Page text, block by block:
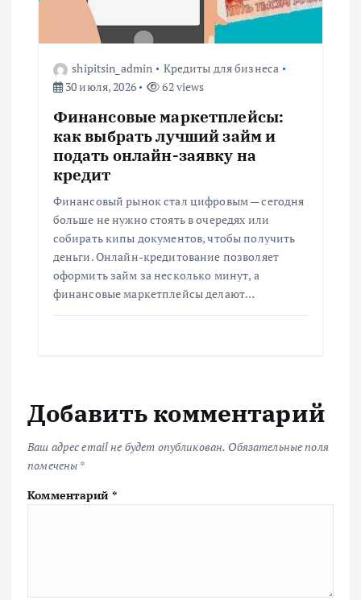
shipitsin_admin
Кредиты для бизнеса
30 июля, 2026
62 views
Финансовые маркетплейсы:
как выбрать лучший займ и
подать онлайн-заявку на
кредит
Финансовый рынок стал цифровым — сегодня
больше не нужно стоять в очередях или
собирать кипы документов, чтобы получить
деньги. Онлайн-кредитование позволяет
оформить займ за несколько минут, а
финансовые маркетплейсы делают…
Добавить комментарий
Ваш адрес email не будет опубликован. Обязательные поля
помечены *
Комментарий *